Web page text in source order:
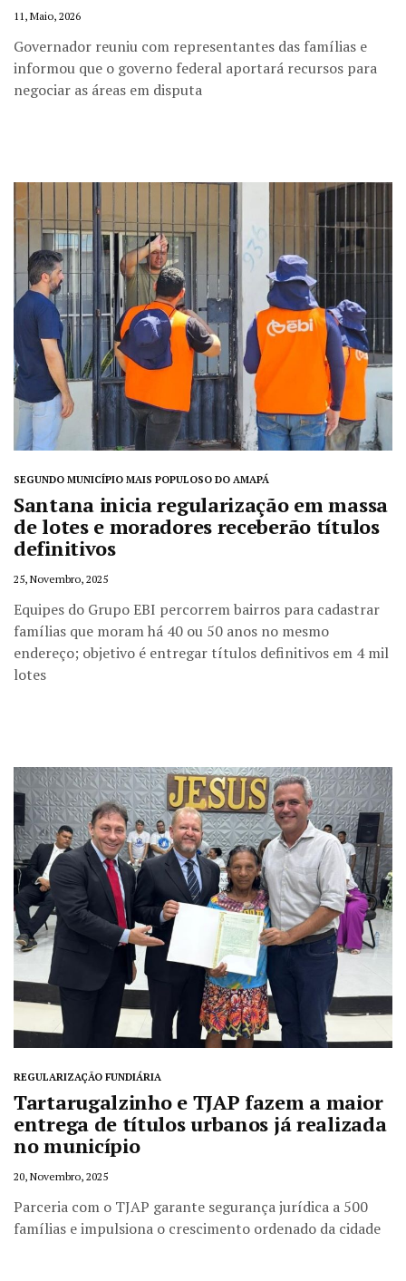
11, Maio, 2026
Governador reuniu com representantes das famílias e
informou que o governo federal aportará recursos para
negociar as áreas em disputa
SEGUNDO MUNICÍPIO MAIS POPULOSO DO AMAPÁ
Santana inicia regularização em massa
de lotes e moradores receberão títulos
definitivos
25, Novembro, 2025
Equipes do Grupo EBI percorrem bairros para cadastrar
famílias que moram há 40 ou 50 anos no mesmo
endereço; objetivo é entregar títulos definitivos em 4 mil
lotes
REGULARIZAÇÃO FUNDIÁRIA
Tartarugalzinho e TJAP fazem a maior
entrega de títulos urbanos já realizada
no município
20, Novembro, 2025
Parceria com o TJAP garante segurança jurídica a 500
famílias e impulsiona o crescimento ordenado da cidade